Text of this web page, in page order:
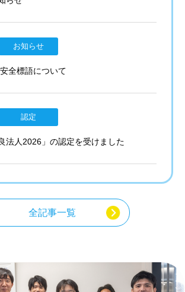
お知らせ
全標語について
認定
法人2026」の認定を受けました
全記事一覧